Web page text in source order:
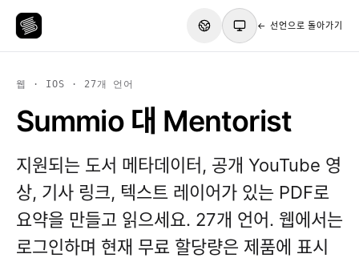
← 선언으로 돌아가기
웹 · IOS · 27개 언어
Summio 대 Mentorist
지원되는 도서 메타데이터, 공개 YouTube 영
상, 기사 링크, 텍스트 레이어가 있는 PDF로
요약을 만들고 읽으세요. 27개 언어. 웹에서는
로그인하며 현재 무료 할당량은 제품에 표시